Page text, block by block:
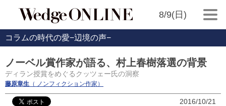
8/9(日)
コラムの時代の愛−辺境の声−
ノーベル賞作家が語る、村上春樹落選の背景
ディラン授賞をめぐるクッツェー氏の洞察
藤原章生 （ ノンフィクション作家）
2016/10/21